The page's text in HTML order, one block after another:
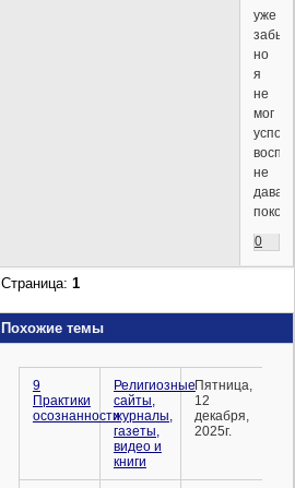
уже
но
я
не
мог
не
покоя.
0
Страница:1
Похожие темы
9
Практики
осознанности
Религиозные
сайты,
журналы,
газеты,
видео и
книги
Пятница,
12
декабря,
2025г.